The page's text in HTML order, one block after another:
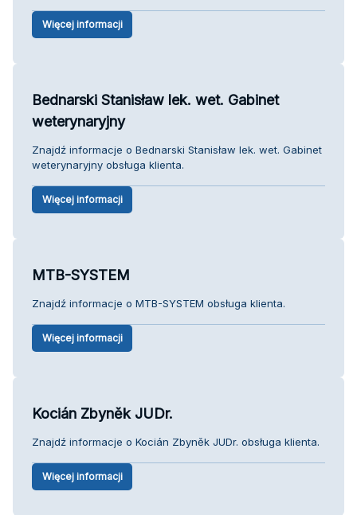
Więcej informacji
Bednarski Stanisław lek. wet. Gabinet
weterynaryjny
Znajdź informacje o Bednarski Stanisław lek. wet. Gabinet
weterynaryjny obsługa klienta.
Więcej informacji
MTB-SYSTEM
Znajdź informacje o MTB-SYSTEM obsługa klienta.
Więcej informacji
Kocián Zbyněk JUDr.
Znajdź informacje o Kocián Zbyněk JUDr. obsługa klienta.
Więcej informacji